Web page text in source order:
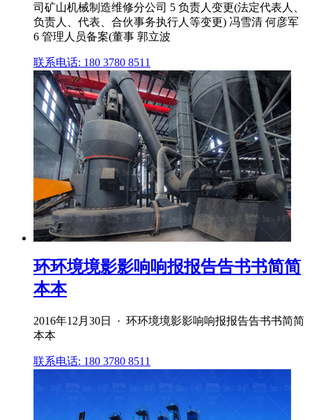
司矿山机械制造维修分公司 5 负责人变更(法定代表人、
负责人、代表、合伙事务执行人等变更) 冯雪清 何彦军
6 管理人员备案(董事 郭立波
联系电话: 180 3780 8511
环环境境影影响响报报告告书书简简
本本
2016年12月30日 · 环环境境影影响响报报告告书书简简
本本
联系电话: 180 3780 8511